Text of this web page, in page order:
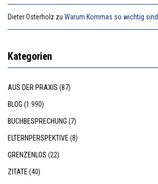
Dieter Osterholz zu Warum Kommas so wichtig sind
Kategorien
AUS DER PRAXIS (87)
BLOG (1.990)
BUCHBESPRECHUNG (7)
ELTERNPERSPEKTIVE (8)
GRENZENLOS (22)
ZITATE (40)